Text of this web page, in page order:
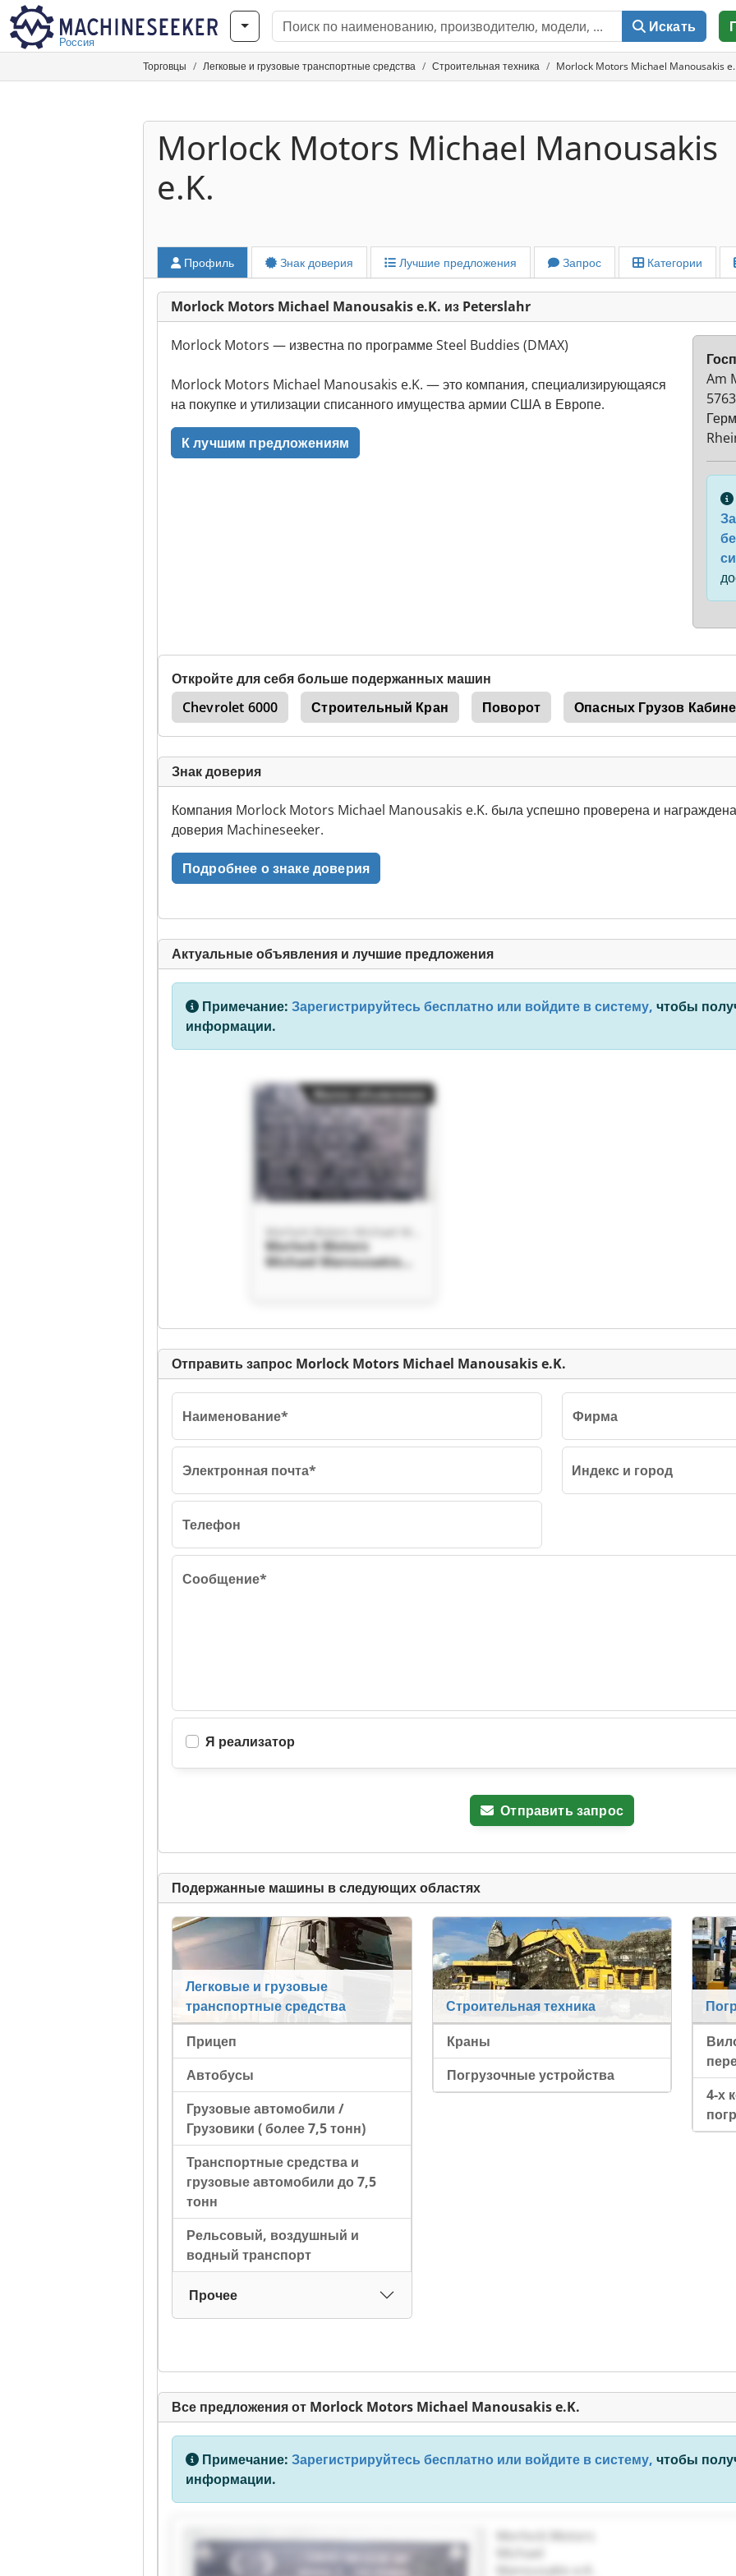
Россия
Искать
Торговцы Легковые и грузовые транспортные средства Строительная техника Morlock Motors Michael Manousakis
Morlock Motors Michael Manousakis
e.K.
Профиль Знак доверия Лучшие предложения Запрос Категории
Morlock Motors Michael Manousakis e.K. из Peterslahr
Morlock Motors — известна по программе Steel Buddies (DMAX)
Morlock Motors Michael Manousakis e.K. — это компания, специализирующаяся
на покупке и утилизации списанного имущества армии США в Европе.
К лучшим предложениям
Am
Откройте для себя больше подержанных машин
Chevrolet 6000
Строительный Кран Поворот Опасных Грузов
Знак доверия
Компания Morlock Motors Michael Manousakis e.K. была успешно проверена и
доверия Machineseeker.
Подробнее о знаке доверия
Актуальные объявления и лучшие предложения
Примечание: Зарегистрируйтесь бесплатно или войдите в систему, чтобы
информации.
Morlock Motors
Michael Manousakis
Малое объявление
Отправить запрос Morlock Motors Michael Manousakis e.K.
Наименование*
Электронная почта*
Телефон
Фирма
Индекс и город
Сообщение*
Я реализатор
Отправить запрос
Подержанные машины в следующих областях
Легковые и грузовые
транспортные средства
Прицеп
Автобусы
Грузовые автомобили /
Грузовики ( более 7,5 тонн)
Транспортные средства и
грузовые автомобили до 7,5
тонн
Рельсовый, воздушный и
водный транспорт
Прочее
Строительная техника
Краны
Погрузочные устройства
4-х
Все предложения от Morlock Motors Michael Manousakis e.K.
Примечание: Зарегистрируйтесь бесплатно или войдите в систему, чтобы
информации.
Morlock Motors
Michael
Manousakis e.K.